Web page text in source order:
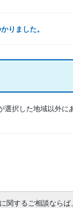
りました。
択した地域以外に
関するご相談なら